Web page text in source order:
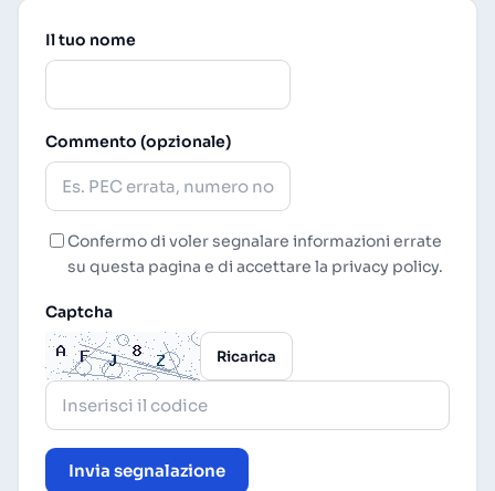
Il tuo nome
Commento (opzionale)
Confermo di voler segnalare informazioni errate
su questa pagina e di accettare la privacy policy.
Captcha
Ricarica
Invia segnalazione